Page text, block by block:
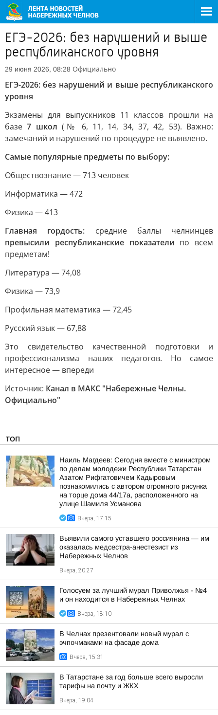
ЕГЭ-2026: без нарушений и выше
республиканского уровня
29 июня 2026, 08:28 Официально
ЕГЭ-2026: без нарушений и выше республиканского
уровня
Экзамены для выпускников 11 классов прошли на
базе7 школ (№ 6, 11, 14, 34, 37, 42, 53). Важно:
замечаний и нарушений по процедуре не выявлено.
Самые популярные предметы по выбору:
Обществознание — 713 человек
Информатика — 472
Физика — 413
Главная гордость: средние баллы челнинцев
превысили республиканские показатели по всем
предметам!
Литература — 74,08
Физика — 73,9
Профильная математика — 72,45
Русский язык — 67,88
Это свидетельство качественной подготовки и
профессионализма наших педагогов. Но самое
интересное — впереди
Источник: Канал в МАКС "Набережные Челны.
Официально"
ТОП
Наиль Магдеев: Сегодня вместе с министром
по делам молодежи Республики Татарстан
Азатом Рифгатовичем Кадыровым
познакомились с автором огромного рисунка
на торце дома 44/17а, расположенного на
улице Шамиля Усманова
Вчера, 17:15
Выявили самого уставшего россиянина — им
оказалась медсестра-анестезист из
Набережных Челнов
Вчера, 20:27
Голосуем за лучший мурал Приволжья - №4
и он находится в Набережных Челнах
Вчера, 18:10
В Челнах презентовали новый мурал с
эчпочмаками на фасаде дома
Вчера, 15:31
В Татарстане за год больше всего выросли
тарифы на почту и ЖКХ
Вчера, 19:04